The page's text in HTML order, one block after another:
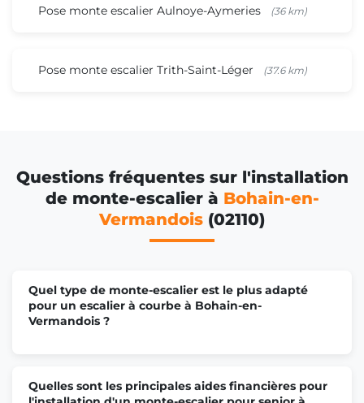
Pose monte escalier Aulnoye-Aymeries (36 km)
Pose monte escalier Trith-Saint-Léger (37.6 km)
Questions fréquentes sur l'installation
de monte-escalier à Bohain-en-
Vermandois (02110)
Quel type de monte-escalier est le plus adapté
pour un escalier à courbe à Bohain-en-
Vermandois ?
Quelles sont les principales aides financières pour